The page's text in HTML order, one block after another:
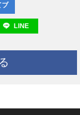
ブ
LINE